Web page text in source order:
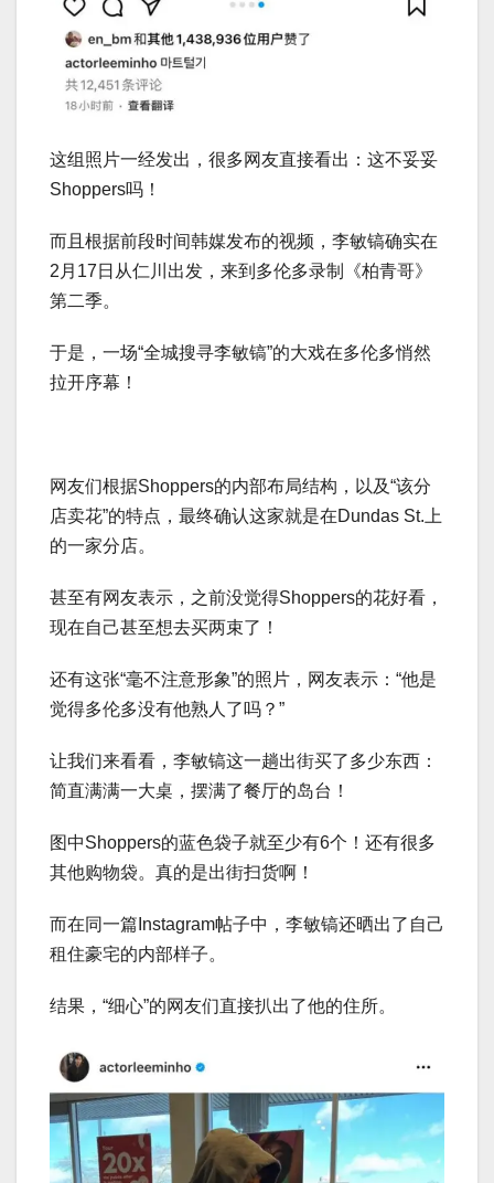
这组照片一经发出，很多网友直接看出：这不妥妥
Shoppers吗！
而且根据前段时间韩媒发布的视频，李敏镐确实在
2月17日从仁川出发，来到多伦多录制《柏青哥》
第二季。
于是，一场“全城搜寻李敏镐”的大戏在多伦多‍悄然
拉开序幕！
网友们根据Shoppers的内部布局结构，以及“该分
店卖花”的特点，最终确认这家就是在Dundas St.上
的一家分店。
甚至有网友表示，之前没觉得Shoppers的花好看，
现在自己甚至想去买两束了！
还有这张“毫不注意形象”的照片，网友表示：“他是
觉得多伦多没有他熟人了吗？”
让我们来看看，李敏镐这一趟出街买了多少东西：
简直满满一大桌，摆满了餐厅的岛台！
图中Shoppers的蓝色袋子就至少有6个！还有很多
其他购物袋。真的是出街扫货啊！
而在同一篇Instagram帖子中，李敏镐还晒出了自己
租住豪宅的内部样子。
结果，“细心”的网友们直接扒出了他的住所。